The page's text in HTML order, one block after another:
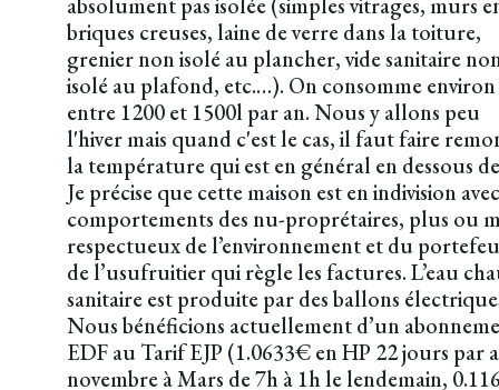
briques creuses, laine de verre dans la toiture,
grenier non isolé au plancher, vide sanitaire
isolé au plafond, etc.…). On consomme environ
entre 1200 et 1500l par an. Nous y allons peu
l'hiver mais quand c'est le cas, il faut faire
la température qui est en général en dessous
Je précise que cette maison est en indivision
comportements des nu-proprétaires, plus ou
respectueux de l’environnement et du
de l’usufruitier qui règle les factures. L’eau
sanitaire est produite par des ballons
Nous bénéficions actuellement d’un
EDF au Tarif EJP (1.0633€ en HP 22 jours par
novembre à Mars de 7h à 1h le lendemain,